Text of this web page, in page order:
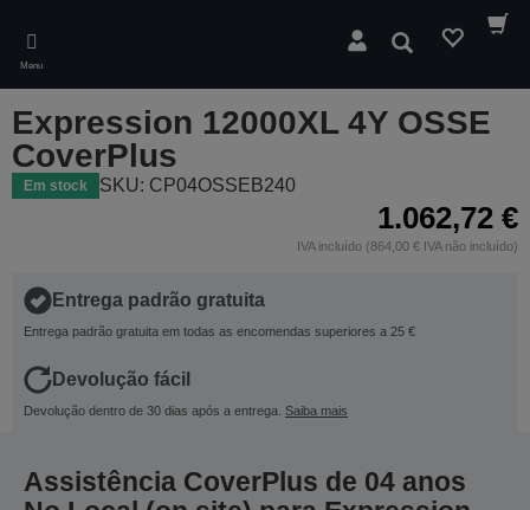
main
content
Menu
Pesquisar
Expression 12000XL 4Y OSSE
CoverPlus
Em stock SKU: CP04OSSEB240
1.062,72 €
IVA incluído (864,00 € IVA não incluído)
Entrega padrão gratuita
Entrega padrão gratuita em todas as encomendas superiores a 25 €
Devolução fácil
Devolução dentro de 30 dias após a entrega. Saiba mais
Assistência CoverPlus de 04 anos